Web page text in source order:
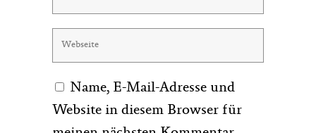
Name, E-Mail-Adresse und
Website in diesem Browser für